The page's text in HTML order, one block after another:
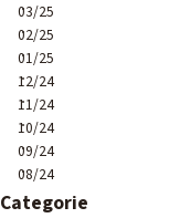
03/25
02/25
01/25
12/24
11/24
10/24
09/24
08/24
Salta blocco Categorie
Categorie